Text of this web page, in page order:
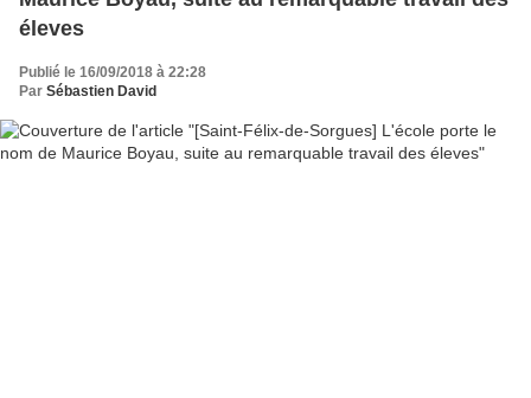
éleves
Publié le 16/09/2018 à 22:28
Par Sébastien David